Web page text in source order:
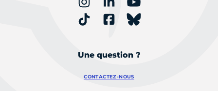
Une question ?
CONTACTEZ-NOUS